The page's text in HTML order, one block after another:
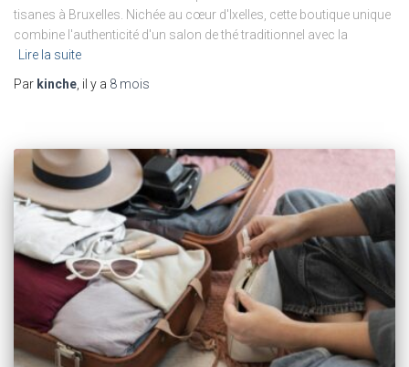
tisanes à Bruxelles. Nichée au cœur d'Ixelles, cette boutique unique
combine l'authenticité d'un salon de thé traditionnel avec la
Lire la suite
Par kinche, il y a 8 mois